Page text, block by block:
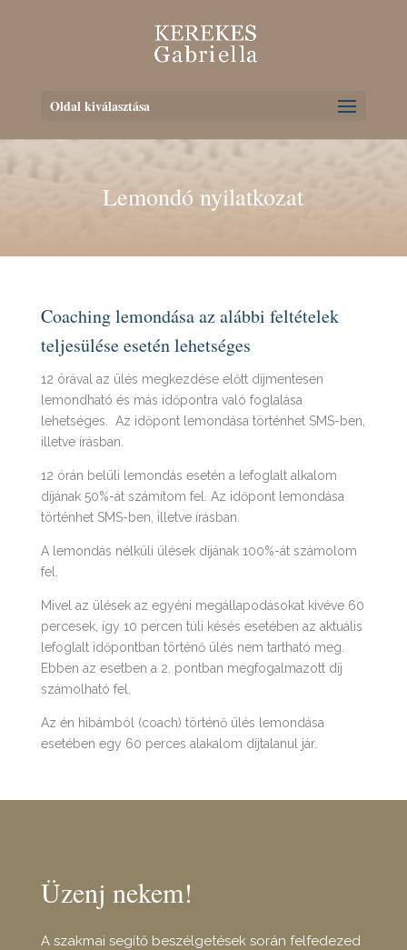
Oldal kiválasztása
Lemondó nyilatkozat
Coaching lemondása az alábbi feltételek
teljesülése esetén lehetséges
12 órával az ülés megkezdése előtt díjmentesen
lemondható és más időpontra való foglalása
lehetséges.
Az időpont lemondása történhet SMS-ben,
illetve írásban.
12 órán belüli lemondás esetén a lefoglalt alkalom
díjának 50%-át számítom fel. Az időpont lemondása
történhet SMS-ben, illetve írásban.
A lemondás nélküli ülések díjának 100%-át számolom
fel.
Mivel az ülések az egyéni megállapodásokat kivéve 60
percesek, így 10 percen túli késés esetében az aktuális
lefoglalt időpontban történő ülés nem tartható meg.
Ebben az esetben a 2. pontban megfogalmazott díj
számolható fel.
Az én hibámból (coach) történő ülés lemondása
esetében egy 60 perces alakalom díjtalanul jár.
Üzenj nekem!
A szakmai segítő beszélgetések során felfedezed